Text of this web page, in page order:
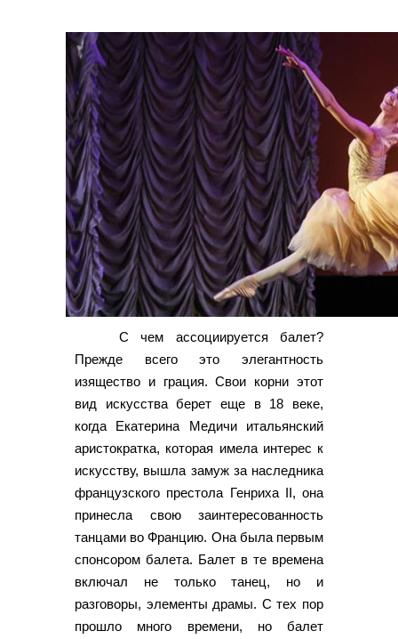
С чем ассоциируется балет?
Прежде всего это элегантность
изящество и грация. Свои корни этот
вид искусства берет еще в 18 веке,
когда Екатерина Медичи итальянский
аристократка, которая имела интерес к
искусству, вышла замуж за наследника
французского престола Генриха II, она
принесла свою заинтересованность
танцами во Францию. Она была первым
спонсором балета. Балет в те времена
включал не только танец, но и
разговоры, элементы драмы. С тех пор
прошло много времени, но балет